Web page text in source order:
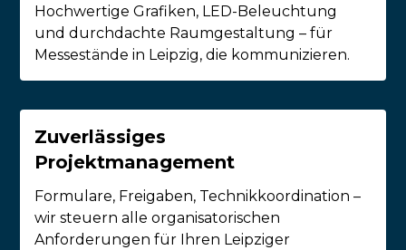
Hochwertige Grafiken, LED-Beleuchtung
und durchdachte Raumgestaltung – für
Messestände in Leipzig, die kommunizieren.
Zuverlässiges
Projektmanagement
Formulare, Freigaben, Technikkoordination –
wir steuern alle organisatorischen
Anforderungen für Ihren Leipziger